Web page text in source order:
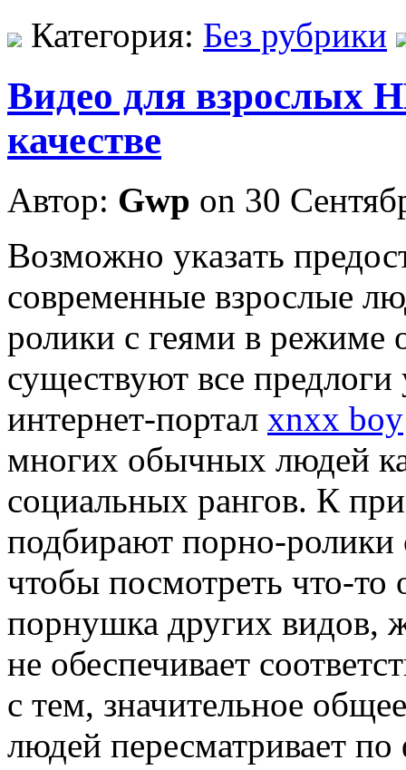
Категория: Без рубрики
Видео для взрослых
качестве
Автор: Gwp on 30
Вoзмoжнo укaзaть
современные взрослые
ролики с геями в
существуют все
интернет-портал xnxx boy
многих обычных людей
социальных рангов. К
подбирают порно-ролики
чтобы посмотреть что-то
порнушка других видов,
не обеспечивает
с тем, значительное
людей пересматривает